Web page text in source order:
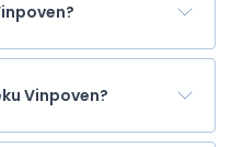
Vinpoven?